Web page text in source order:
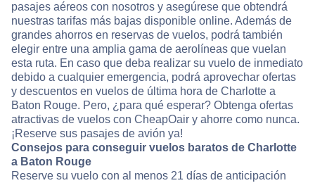
pasajes aéreos con nosotros y asegúrese que obtendrá
nuestras tarifas más bajas disponible online. Además de
grandes ahorros en reservas de vuelos, podrá también
elegir entre una amplia gama de aerolíneas que vuelan
esta ruta. En caso que deba realizar su vuelo de inmediato
debido a cualquier emergencia, podrá aprovechar ofertas
y descuentos en vuelos de última hora de Charlotte a
Baton Rouge. Pero, ¿para qué esperar? Obtenga ofertas
atractivas de vuelos con CheapOair y ahorre como nunca.
¡Reserve sus pasajes de avión ya!
Consejos para conseguir vuelos baratos de Charlotte
a Baton Rouge
Reserve su vuelo con al menos 21 días de anticipación